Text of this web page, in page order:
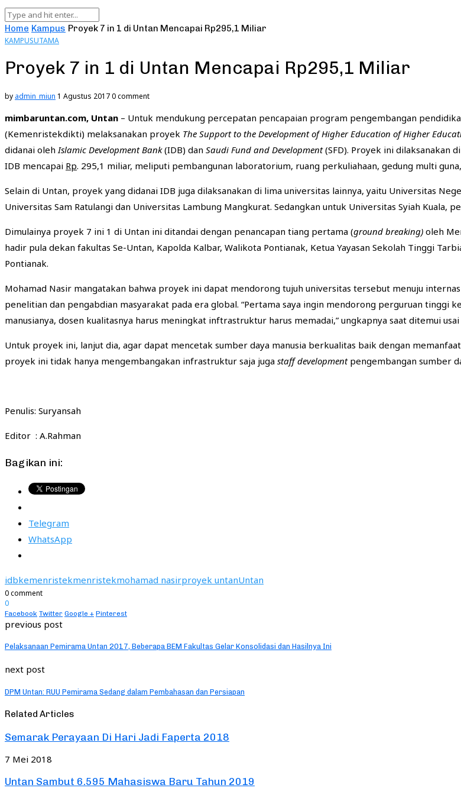
Home Kampus Proyek 7 in 1 di Untan Mencapai Rp295,1 Miliar
KAMPUSUTAMA
Proyek 7 in 1 di Untan Mencapai Rp295,1 Miliar
by admin_miun 1 Agustus 20170 comment
mimbaruntan.com, Untan – Untuk mendukung percepatan pencapaian program pengembangan
(Kemenristekdikti) melaksanakan proyek The Support to the Development of Higher Education of Higher
didanai oleh Islamic Development Bank(IDB) dan Saudi Fund and Development(SFD). Proyek ini dilaksanakan
IDB mencapai Rp. 295,1 miliar, meliputi pembangunan laboratorium, ruang perkuliahaan, gedung multi
Selain di Untan, proyek yang didanai IDB juga dilaksanakan di lima universitas lainnya, yaitu Universitas
Universitas Sam Ratulangi dan Universitas Lambung Mangkurat. Sedangkan untuk Universitas Syiah Kuala,
Dimulainya proyek 7 ini 1 di Untan ini ditandai dengan penancapan tiang pertama (ground breaking) oleh
hadir pula dekan fakultas Se-Untan, Kapolda Kalbar, Walikota Pontianak, Ketua Yayasan Sekolah Tinggi
Pontianak.
Mohamad Nasir mangatakan bahwa proyek ini dapat mendorong tujuh universitas tersebut menuju
penelitian dan pengabdian masyarakat pada era global. “Pertama saya ingin mendorong perguruan
manusianya, dosen kualitasnya harus meningkat inftrastruktur harus memadai,” ungkapnya saat ditemui
Untuk proyek ini, lanjut dia, agar dapat mencetak sumber daya manusia berkualitas baik dengan
proyek ini tidak hanya mengembangakan infrastruktur saja juga staff developmentpengembangan sumber
Penulis: Suryansah
Editor : A.Rahman
Bagikan ini:
Telegram
WhatsApp
idbkemenristekmenristekmohamad nasirproyek untanUntan
0 comment
0
Facebook Twitter Google + Pinterest
previous post
Pelaksanaan Pemirama Untan 2017, Beberapa BEM Fakultas Gelar Konsolidasi dan Hasilnya Ini
next post
DPM Untan: RUU Pemirama Sedang dalam Pembahasan dan Persiapan
Related Articles
Semarak Perayaan Di Hari Jadi Faperta 2018
7 Mei 2018
Untan Sambut 6.595 Mahasiswa Baru Tahun 2019